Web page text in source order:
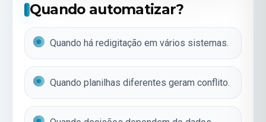
Quando automatizar?
Quando há redigitação em vários sistemas.
Quando planilhas diferentes geram conflito.